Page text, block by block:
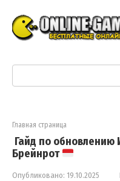
контенту
Поиск:
Главная страница
Гайд по обновлению
Брейнрот
Опубликовано: 19.10.2025